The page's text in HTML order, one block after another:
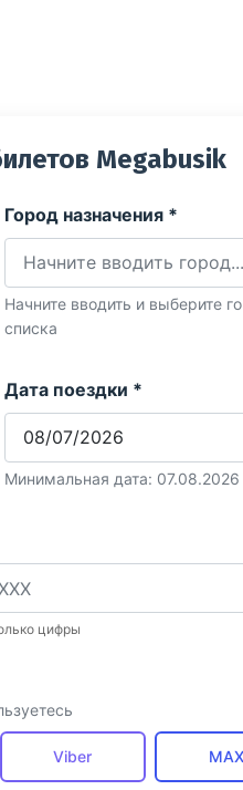
Megabusik
Город назначения *
Начните вводить и выберите
списка
Дата поездки *
Минимальная дата: 07.08.2026
цифры
Viber